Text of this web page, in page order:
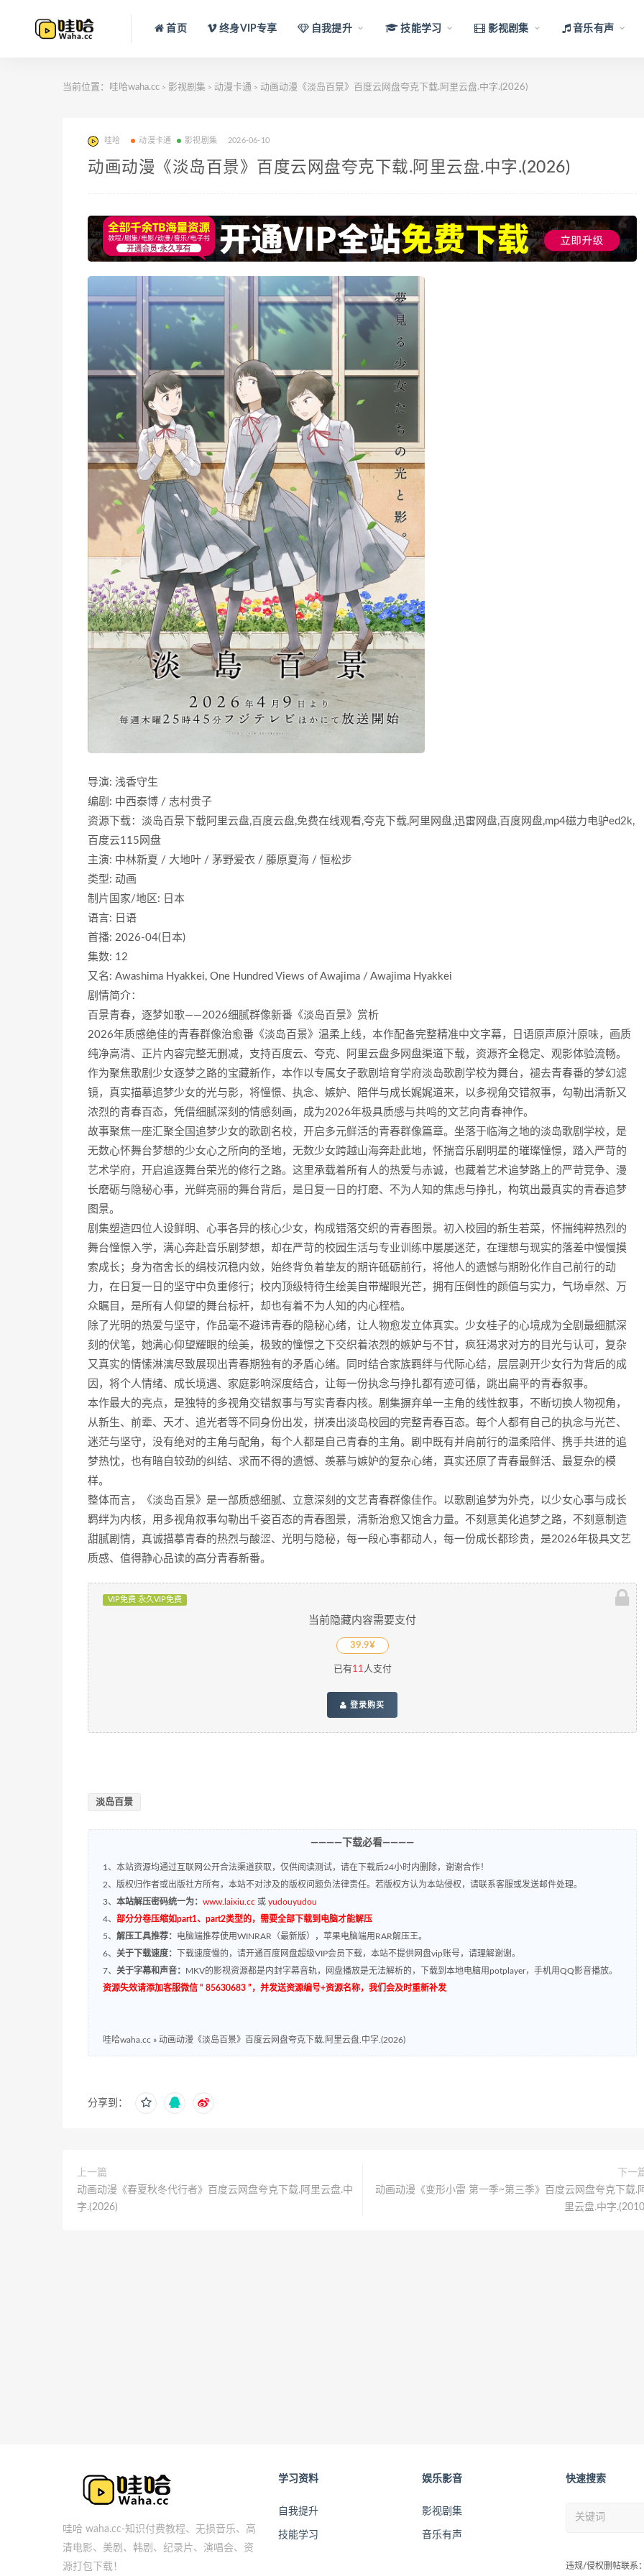
首页 终身VIP专享 自我提升 技能学习 影视剧集 音乐有声
当前位置： 哇哈waha.cc > 影视剧集 > 动漫卡通 > 动画动漫《淡岛百景》百度云网盘夸克下载.阿里云盘.中字.(2026)
哇哈 动漫卡通 影视剧集 2026-06-10
动画动漫《淡岛百景》百度云网盘夸克下载.阿里云盘.中字.(2026)
导演: 浅香守生
编剧: 中西泰博 / 志村贵子
资源下载：淡岛百景下载阿里云盘,百度云盘,免费在线观看,夸克下载,阿里网盘,迅雷网盘,百度网盘,mp4磁力电驴ed2k,
百度云115网盘
主演: 中林新夏 / 大地叶 / 茅野爱衣 / 藤原夏海 / 恒松步
类型: 动画
制片国家/地区: 日本
语言: 日语
首播: 2026-04(日本)
集数: 12
又名: Awashima Hyakkei, One Hundred Views of Awajima / Awajima Hyakkei
剧情简介：
百景青春，逐梦如歌——2026细腻群像新番《淡岛百景》赏析
2026年质感绝佳的青春群像治愈番《淡岛百景》温柔上线，本作配备完整精准中文字幕，日语原声原汁原味，画质
纯净高清、正片内容完整无删减，支持百度云、夸克、阿里云盘多网盘渠道下载，资源齐全稳定、观影体验流畅。
作为聚焦歌剧少女逐梦之路的宝藏新作，本作以专属女子歌剧培育学府淡岛歌剧学校为舞台，褪去青春番的梦幻滤
镜，真实描摹追梦少女的光与影，将憧憬、执念、嫉妒、陪伴与成长娓娓道来，以多视角交错叙事，勾勒出清新又
浓烈的青春百态，凭借细腻深刻的情感刻画，成为2026年极具质感与共鸣的文艺向青春神作。
故事聚焦一座汇聚全国追梦少女的歌剧名校，开启多元鲜活的青春群像篇章。坐落于临海之地的淡岛歌剧学校，是
无数心怀舞台梦想的少女心之所向的圣地，无数少女跨越山海奔赴此地，怀揣音乐剧明星的璀璨憧憬，踏入严苛的
艺术学府，开启追逐舞台荣光的修行之路。这里承载着所有人的热爱与赤诚，也藏着艺术追梦路上的严苛竞争、漫
长磨砺与隐秘心事，光鲜亮丽的舞台背后，是日复一日的打磨、不为人知的焦虑与挣扎，构筑出最真实的青春追梦
图景。
剧集塑造四位人设鲜明、心事各异的核心少女，构成错落交织的青春图景。初入校园的新生若菜，怀揣纯粹热烈的
舞台憧憬入学，满心奔赴音乐剧梦想，却在严苛的校园生活与专业训练中屡屡迷茫，在理想与现实的落差中慢慢摸
索成长；身为宿舍长的绢枝沉稳内敛，始终背负着挚友的期许砥砺前行，将他人的遗憾与期盼化作自己前行的动
力，在日复一日的坚守中负重修行；校内顶级特待生绘美自带耀眼光芒，拥有压倒性的颜值与实力，气场卓然、万
众瞩目，是所有人仰望的舞台标杆，却也有着不为人知的内心桎梏。
除了光明的热爱与坚守，作品毫不避讳青春的隐秘心绪，让人物愈发立体真实。少女桂子的心境成为全剧最细腻深
刻的伏笔，她满心仰望耀眼的绘美，极致的憧憬之下交织着浓烈的嫉妒与不甘，疯狂渴求对方的目光与认可，复杂
又真实的情愫淋漓尽致展现出青春期独有的矛盾心绪。同时结合家族羁绊与代际心结，层层剥开少女行为背后的成
因，将个人情绪、成长境遇、家庭影响深度结合，让每一份执念与挣扎都有迹可循，跳出扁平的青春叙事。
本作最大的亮点，是独特的多视角交错叙事与写实青春内核。剧集摒弃单一主角的线性叙事，不断切换人物视角，
从新生、前辈、天才、追光者等不同身份出发，拼凑出淡岛校园的完整青春百态。每个人都有自己的执念与光芒、
迷茫与坚守，没有绝对的主角与配角，每个人都是自己青春的主角。剧中既有并肩前行的温柔陪伴、携手共进的追
梦热忱，也有暗自较劲的纠结、求而不得的遗憾、羡慕与嫉妒的复杂心绪，真实还原了青春最鲜活、最复杂的模
样。
整体而言，《淡岛百景》是一部质感细腻、立意深刻的文艺青春群像佳作。以歌剧追梦为外壳，以少女心事与成长
羁绊为内核，用多视角叙事勾勒出千姿百态的青春图景，清新治愈又饱含力量。不刻意美化追梦之路，不刻意制造
甜腻剧情，真诚描摹青春的热烈与酸涩、光明与隐秘，每一段心事都动人，每一份成长都珍贵，是2026年极具文艺
质感、值得静心品读的高分青春新番。
VIP免费 永久VIP免费
当前隐藏内容需要支付
39.9¥
已有11人支付
登录购买
淡岛百景
————下载必看————
1、本站资源均通过互联网公开合法渠道获取，仅供阅读测试，请在下载后24小时内删除，谢谢合作！
2、版权归作者或出版社方所有，本站不对涉及的版权问题负法律责任。若版权方认为本站侵权，请联系客服或发送邮件处理。
3、 本站解压密码统一为： www.laixiu.cc 或 yudouyudou
4、 部分分卷压缩如part1、part2类型的，需要全部下载到电脑才能解压
5、 解压工具推荐： 电脑端推荐使用WINRAR（最新版），苹果电脑端用RAR解压王。
6、 关于下载速度：
下载速度慢的，请开通百度网盘超级VIP会员下载，本站不提供网盘vip账号，请理解谢谢。
7、 关于字幕和声音： MKV的影视资源都是内封字幕音轨，网盘播放是无法解析的，下载到本地电脑用potplayer，手机用QQ影音播放。
资源失效请添加客服微信 “ 85630683 ”，并发送资源编号+资源名称，我们会及时重新补发
哇哈waha.cc » 动画动漫《淡岛百景》百度云网盘夸克下载.阿里云盘.中字.(2026)
分享到：
上一篇
动画动漫《春夏秋冬代行者》百度云网盘夸克下载.阿里云盘.中
字.(2026)
下一
动画动漫《变形小雷 第一季~第三季》百度云网盘夸克下载.
里云盘.中字
哇哈 waha.cc-知识付费教程、无损音乐、高
清电影、美剧、韩剧、纪录片、演唱会、资
源打包下载！
学习资料
自我提升
技能学习
娱乐影音
影视剧集
音乐有声
快速搜索
违规/侵权删帖联系